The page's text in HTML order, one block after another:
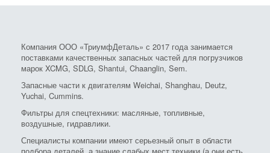
Компания ООО «ТриумфДеталь» с 2017 года занимается
поставками качественных запасных частей для погрузчиков
марок XCMG, SDLG, Shantui, Chaanglin, Sem.
Запасные части к двигателям Weichai, Shanghau, Deutz,
Yuchai, Cummins.
Фильтры для спецтехники: масляные, топливные,
воздушные, гидравлики.
Специалисты компании имеют серьезный опыт в области